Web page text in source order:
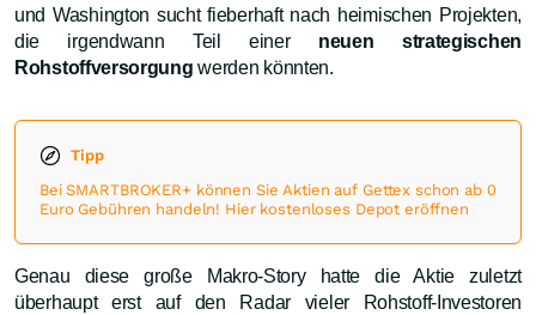
und Washington sucht fieberhaft nach heimischen Projekten,
die irgendwann Teil einer neuen strategischen
Rohstoffversorgung werden könnten.
Tipp
Bei SMARTBROKER+ können Sie Aktien auf Gettex schon ab 0
Euro Gebühren handeln! Hier kostenloses Depot eröffnen
Genau diese große Makro-Story hatte die Aktie zuletzt
überhaupt erst auf den Radar vieler Rohstoff-Investoren